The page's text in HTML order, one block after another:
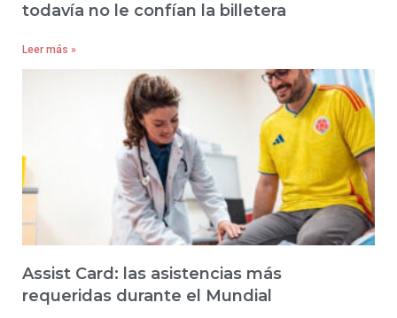
todavía no le confían la billetera
Leer más »
Assist Card: las asistencias más
requeridas durante el Mundial